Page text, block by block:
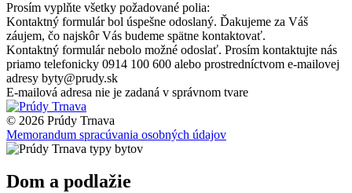
Prosím vyplňte všetky požadované polia:
Kontaktný formulár bol úspešne odoslaný. Ďakujeme za Váš
záujem, čo najskôr Vás budeme spätne kontaktovať.
Kontaktný formulár nebolo možné odoslať. Prosím kontaktujte nás
priamo telefonicky 0914 100 600 alebo prostredníctvom e-mailovej
adresy byty@prudy.sk
E-mailová adresa nie je zadaná v správnom tvare
© 2026 Prúdy Trnava
Memorandum spracúvania osobných údajov
Dom a podlažie